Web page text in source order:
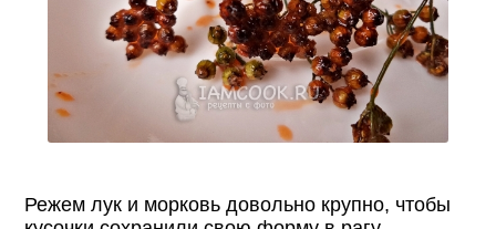
Режем лук и морковь довольно крупно, чтобы